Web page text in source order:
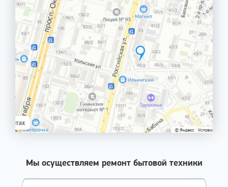
Мы осуществляем ремонт бытовой техники